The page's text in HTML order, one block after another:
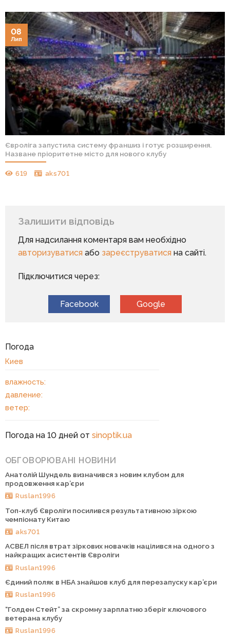
Євроліга запустила систему франшиз і готує розширення.
Назване пріоритетне місто для нового клубу
619 aks701
08
Лип
Залишити відповідь
Для надсилання коментаря вам необхідно
авторизуватисяабо зареєструватисяна сайті.
Підключитися через:
Facebook Google
Погода
Киев
влажность:
давление:
ветер:
Погода на 10 дней от sinoptik.ua
ОБГОВОРЮВАНІ НОВИНИ
Анатолій Шундель визначився з новим клубом для
продовження кар’єри
Ruslan1996
Топ-клуб Євроліги посилився результативною зіркою
чемпіонату Китаю
aks701
АСВЕЛ після втрат зіркових новачків націлився на одного з
найкращих асистентів Євроліги
Ruslan1996
Єдиний поляк в НБА знайшов клуб для перезапуску кар’єри
Ruslan1996
“Голден Стейт” за скромну зарплатню зберіг ключового
ветерана клубу
Ruslan1996